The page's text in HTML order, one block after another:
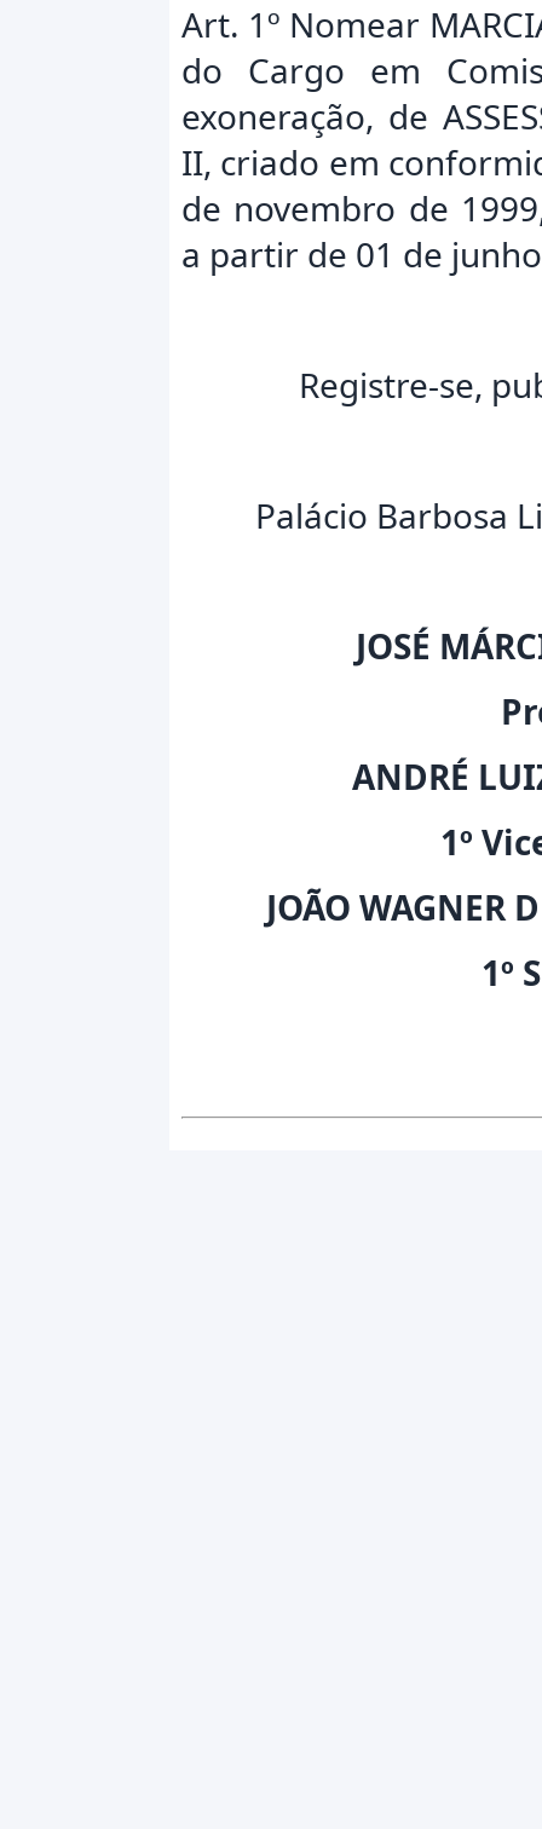
Art. 1º Nomear
do Cargo em
exoneração, de
II, criado em
de novembro de
a partir de 01 de
Registre-se,
Palácio Barbosa
JOSÉ
ANDRÉ
1º
JOÃO WAGNER
1º